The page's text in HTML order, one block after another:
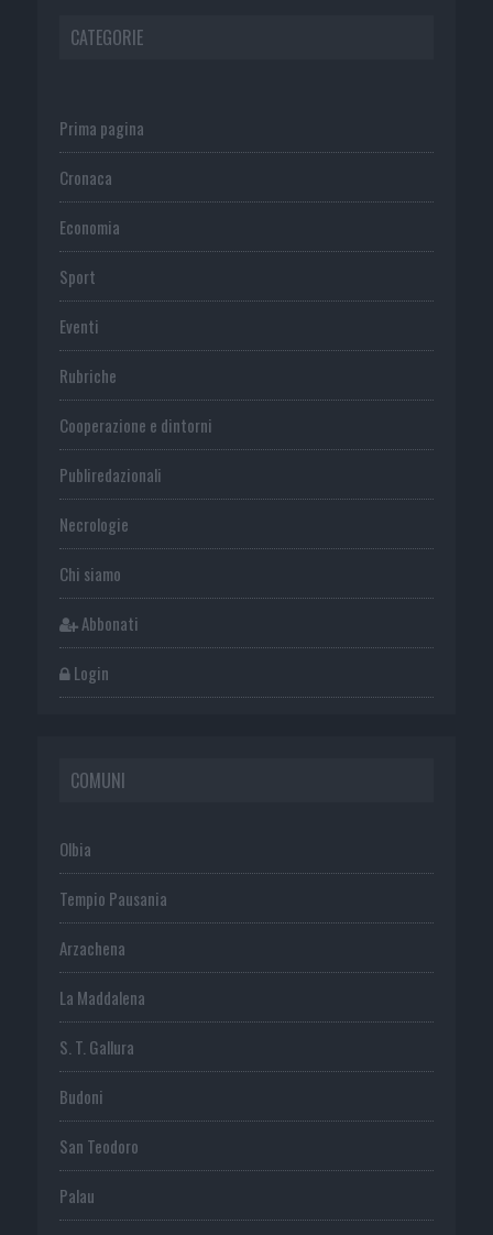
CATEGORIE
Prima pagina
Cronaca
Economia
Sport
Eventi
Rubriche
Cooperazione e dintorni
Publiredazionali
Necrologie
Chi siamo
Abbonati
Login
COMUNI
Olbia
Tempio Pausania
Arzachena
La Maddalena
S. T. Gallura
Budoni
San Teodoro
Palau